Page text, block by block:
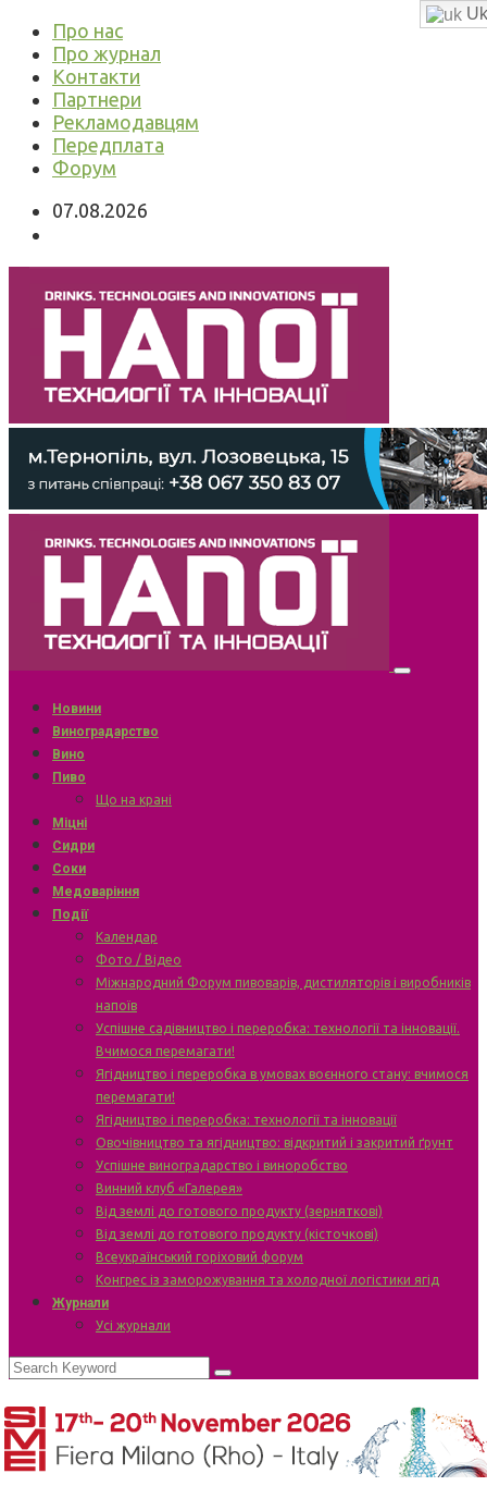
Про нас
Про журнал
Контакти
Партнери
Рекламодавцям
Передплата
Форум
07.08.2026
Новини
Виноградарство
Вино
Пиво
Що на крані
Міцні
Сидри
Соки
Медоваріння
Події
Календар
Фото / Відео
Міжнародний Форум пивоварів, дистиляторів і виробників
напоїв
Успішне садівництво і переробка: технології та інновації.
Вчимося перемагати!
Ягідництво і переробка в умовах воєнного стану: вчимося
перемагати!
Ягідництво і переробка: технології та інновації
Овочівництво та ягідництво: відкритий і закритий ґрунт
Успішне виноградарство і виноробство
Винний клуб «Галерея»
Від землі до готового продукту (зерняткові)
Від землі до готового продукту (кісточкові)
Всеукраїнський горіховий форум
Конгрес із заморожування та холодної логістики ягід
Журнали
Усі журнали